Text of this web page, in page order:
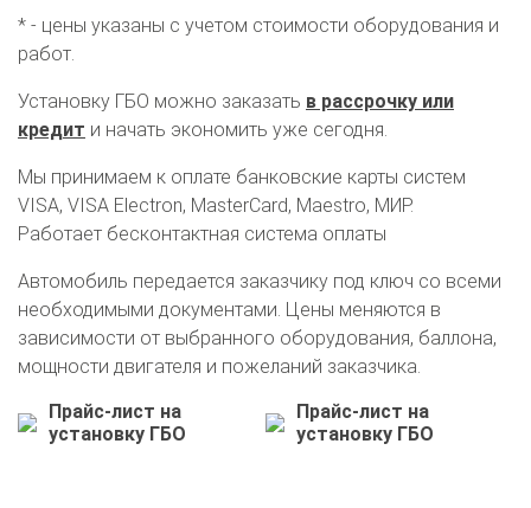
О автосервисе
Отзывы клиентов
Установка ГБО за 6 часов
* - цены указаны с учетом стоимости оборудования и
работ.
Установку ГБО можно заказать в рассрочку или
кредит и начать экономить уже сегодня.
Мы принимаем к оплате банковские карты систем
VISA, VISA Electron, MasterCard, Maestro, МИР.
Работает бесконтактная система оплаты
Автомобиль передается заказчику под ключ со всеми
необходимыми документами. Цены меняются в
зависимости от выбранного оборудования, баллона,
мощности двигателя и пожеланий заказчика.
Прайс-лист на
установку ГБО
Прайс-лист на
установку ГБО